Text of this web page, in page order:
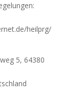
heilprg/
5, 64380